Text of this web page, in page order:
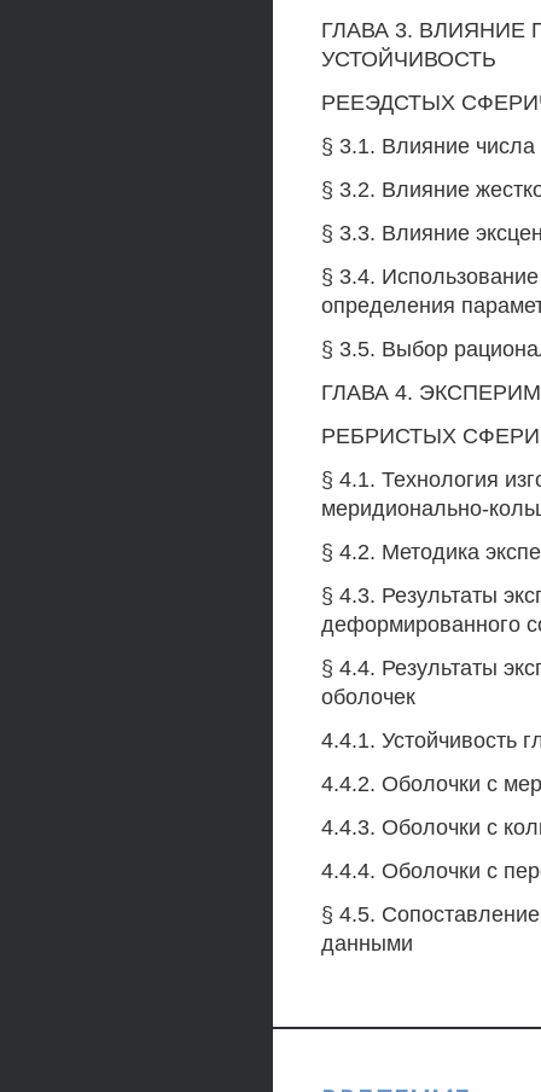
ГЛАВА 3.
УСТОЙЧИВОСТЬ
РЕЕЭДСТЫХ
§ 3.1. Влияние числа
§ 3.2. Влияние
§ 3.3. Влияние
§ 3.4.
определения
§ 3.5. Выбор
ГЛАВА 4.
РЕБРИСТЫХ
§ 4.1. Технология
меридионально-
§ 4.2. Методика
§ 4.3. Результаты
деформированного
§ 4.4. Результаты
оболочек
4.4.1. Устойчивость
4.4.2. Оболочки с
4.4.3. Оболочки с
4.4.4. Оболочки с
§ 4.5.
данными